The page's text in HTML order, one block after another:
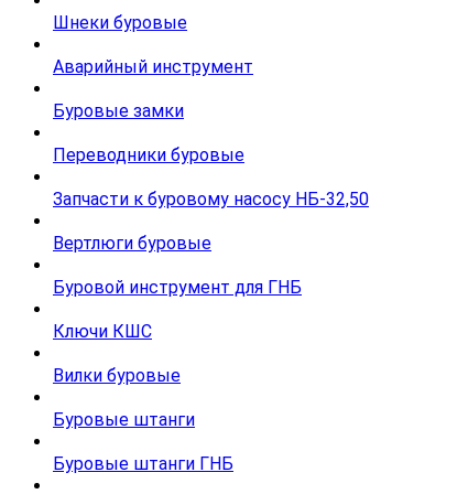
Шнеки буровые
Аварийный инструмент
Буровые замки
Переводники буровые
Запчасти к буровому насосу НБ-32,50
Вертлюги буровые
Буровой инструмент для ГНБ
Ключи КШС
Вилки буровые
Буровые штанги
Буровые штанги ГНБ